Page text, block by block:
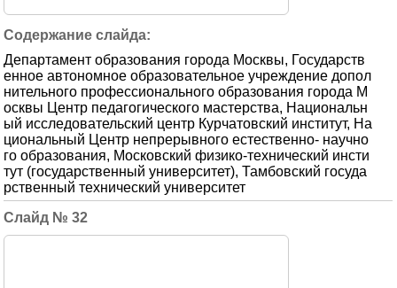
Департамент образования города Москвы, Государств
енное автономное образовательное учреждение допол
нительного профессионального образования города М
осквы Центр педагогического мастерства, Национальн
ый исследовательский центр Курчатовский институт, На
циональный Центр непрерывного естественно- научно
го образования, Московский физико-технический инсти
тут (государственный университет), Тамбовский госуда
рственный технический университет
32